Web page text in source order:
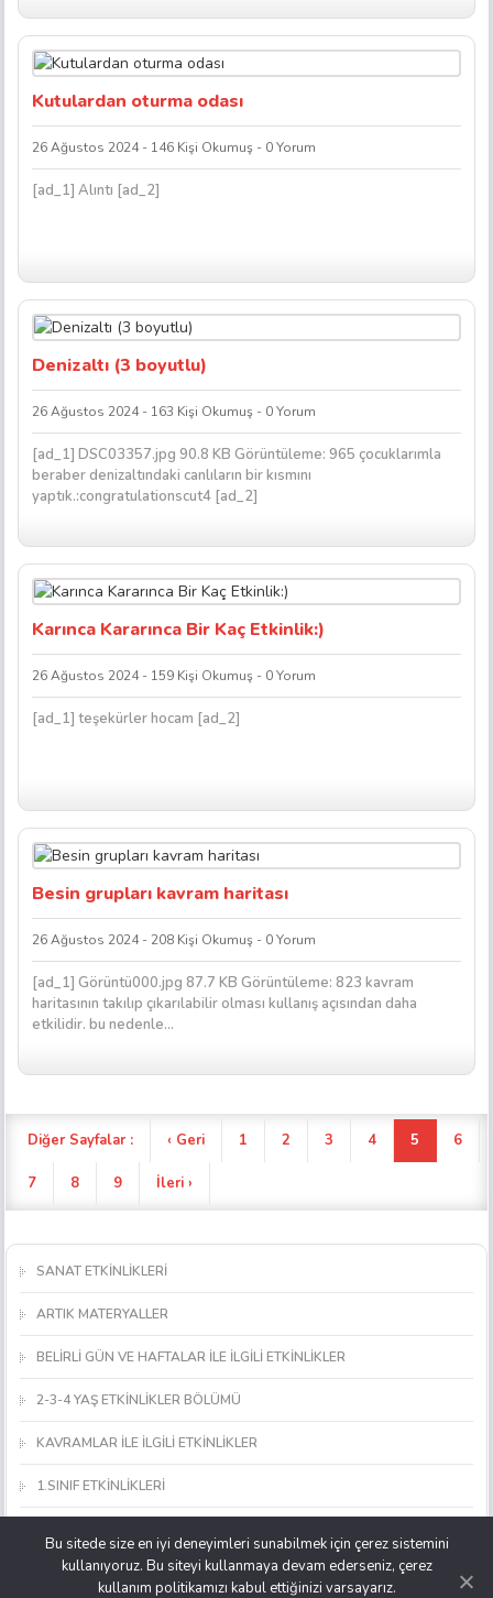
Kutulardan oturma odası
26 Ağustos 2024 - 146 Kişi Okumuş - 0 Yorum
[ad_1] Alıntı [ad_2]
Denizaltı (3 boyutlu)
26 Ağustos 2024 - 163 Kişi Okumuş - 0 Yorum
[ad_1] DSC03357.jpg 90.8 KB Görüntüleme: 965 çocuklarımla
beraber denizaltındaki canlıların bir kısmını
yaptık.:congratulationscut4 [ad_2]
Karınca Kararınca Bir Kaç Etkinlik:)
26 Ağustos 2024 - 159 Kişi Okumuş - 0 Yorum
[ad_1] teşekürler hocam [ad_2]
Besin grupları kavram haritası
26 Ağustos 2024 - 208 Kişi Okumuş - 0 Yorum
[ad_1] Görüntü000.jpg 87.7 KB Görüntüleme: 823 kavram
haritasının takılıp çıkarılabilir olması kullanış açısından daha
etkilidir. bu nedenle...
Diğer Sayfalar : ‹ Geri 1 2 3 4 5 6
7 8 9 İleri ›
SANAT ETKİNLİKLERİ
ARTIK MATERYALLER
BELİRLİ GÜN VE HAFTALAR İLE İLGİLİ ETKİNLİKLER
2-3-4 YAŞ ETKİNLİKLER BÖLÜMÜ
KAVRAMLAR İLE İLGİLİ ETKİNLİKLER
1.SINIF ETKİNLİKLERİ
OKUL ÖNCESİ OYUNCAK, MATERYAL VE ARAÇ YAPIMI
Bu sitede size en iyi deneyimleri sunabilmek için çerez sistemini
kullanıyoruz. Bu siteyi kullanmaya devam ederseniz, çerez
kullanım politikamızı kabul ettiğinizi varsayarız.